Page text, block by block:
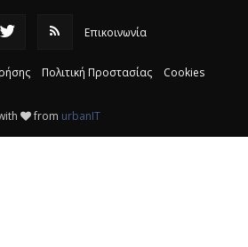
Επικοινωνία
Πολιτική Προστασίας Cookies
from urbanIT